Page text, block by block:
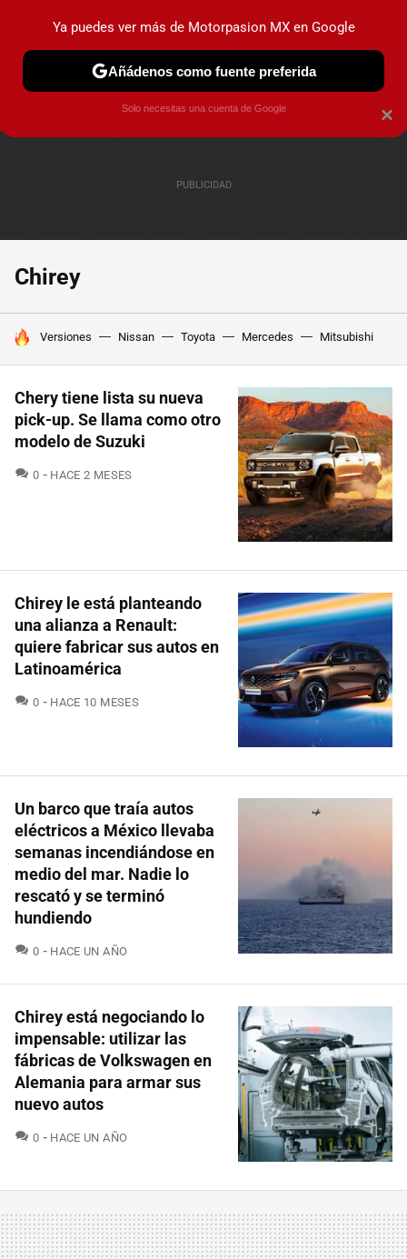
PRUEBAS INDUSTRIA HOY NO CIRCULA
Chirey
HOY SE HABLA DE
Versiones Nissan Toyota Mercedes Mitsubishi
Chery tiene lista su nueva
pick-up. Se llama como otro
modelo de Suzuki
0 COMENTARIOS
HACE 2 MESES
Chirey le está planteando
una alianza a Renault:
quiere fabricar sus autos en
Latinoamérica
0 COMENTARIOS
HACE 10 MESES
Un barco que traía autos
eléctricos a México llevaba
semanas incendiándose en
medio del mar. Nadie lo
rescató y se terminó
hundiendo
0 COMENTARIOS
HACE UN AÑO
Chirey está negociando lo
impensable: utilizar las
fábricas de Volkswagen en
Alemania para armar sus
nuevo autos
0 COMENTARIOS
HACE UN AÑO
×
Ya puedes ver más de Motorpasion MX en Google
Añádenos como fuente preferida
Solo necesitas una cuenta de Google